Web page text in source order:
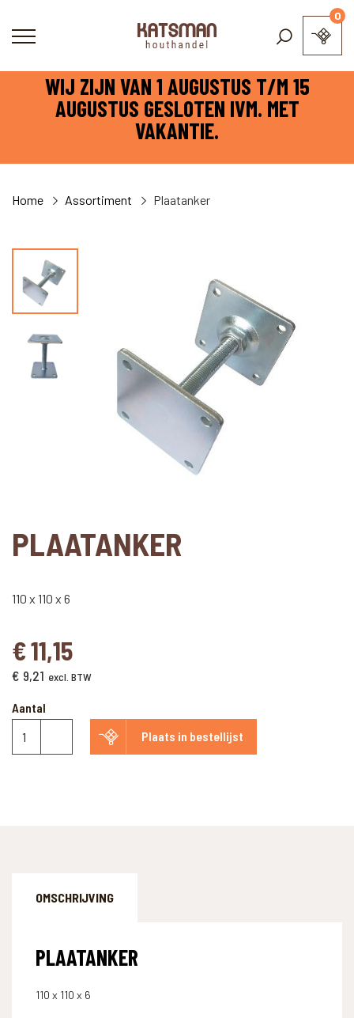
WIJ ZIJN VAN 1 AUGUSTUS T/M 15
AUGUSTUS GESLOTEN IVM. MET
VAKANTIE.
0
Home Assortiment Plaatanker
PLAATANKER
110 x 110 x 6
€11,15
€ 9,21 excl. BTW
Aantal
Plaatanker
aantal
Plaats in bestellijst
OMSCHRIJVING
PLAATANKER
110 x 110 x 6